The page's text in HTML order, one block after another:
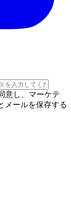
意し、マーケテ
メールを保存する